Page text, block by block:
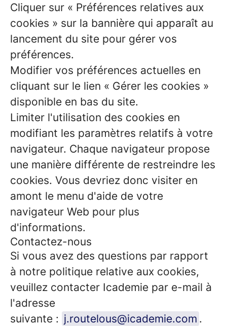
Cliquer sur « Préférences relatives aux
cookies » sur la bannière qui apparaît au
lancement du site pour gérer vos
préférences.
Modifier vos préférences actuelles en
cliquant sur le lien « Gérer les cookies »
disponible en bas du site.
Limiter l'utilisation des cookies en
modifiant les paramètres relatifs à votre
navigateur. Chaque navigateur propose
une manière différente de restreindre les
cookies. Vous devriez donc visiter en
amont le menu d'aide de votre
navigateur Web pour plus
d'informations.
Contactez-nous
Si vous avez des questions par rapport
à notre politique relative aux cookies,
veuillez contacter Icademie par e-mail à
l'adresse
suivante : j.routelous@icademie.com .